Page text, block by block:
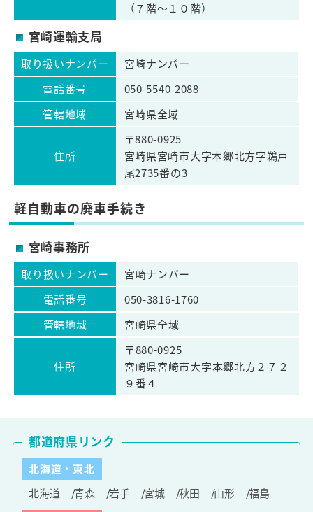
（７階～１０階）
宮崎運輸支局
取り扱いナンバー
宮崎ナンバー
電話番号
050-5540-2088
管轄地域
宮崎県全域
住所
〒880-0925
宮崎県宮崎市大字本郷北方字鵜戸
尾2735番の3
軽自動車の廃車手続き
宮崎事務所
取り扱いナンバー
宮崎ナンバー
電話番号
050-3816-1760
管轄地域
宮崎県全域
住所
〒880-0925
宮崎県宮崎市大字本郷北方２７２
９番４
北海道・東北
北海道
青森 岩手 宮城 秋田 山形
福島
都道府県リンク